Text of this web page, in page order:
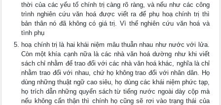
thời của các yếu tố chính trị càng rõ ràng, và nếu như các công
trình nghiên cứu văn hoá được viết ra để phụ hoạ chính trị thì
bản thân nó đã không có giá trị. Vì thế nghiên cứu văn hoá và
tình phụ
hoạ chính trị là hai khái niệm mâu thuẫn nhau như nước với lửa.
Còn một khía cạnh nữa là các nhà văn hoá dường như khi viết
sách chỉ nhằm để trao đổi với các nhà văn hoá khác, nghĩa là chỉ
nhằm trao đổi với nhau, chứ họ không trao đổi với nhân dân. Họ
dùng những thuật ngữ cao siêu, họ dùng các khái niệm phức tạp,
họ trích dẫn những quyển sách từ tiếng nước ngoài dày cộp mà
nếu không cẩn thận thì chính họ cũng sẽ rơi vào trạng thái của